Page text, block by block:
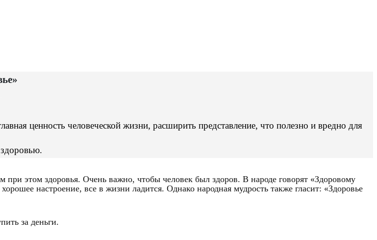
ценность человеческой жизни, расширить представление, что полезно и вредно для
здоровью.
при этом здоровья. Очень важно, чтобы человек был здоров. В народе говорят «Здоровому
настроение, все в жизни ладится. Однако народная мудрость также гласит: «Здоровье
за деньги.